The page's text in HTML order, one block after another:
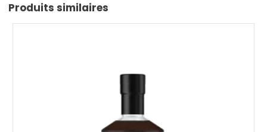
Produits similaires